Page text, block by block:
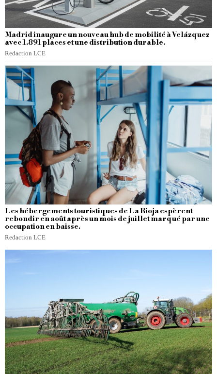
Madrid inaugure un nouveau hub de mobilité à Velázquez
avec 1.891 places et une distribution durable.
Redaction LCE
Les hébergements touristiques de La Rioja espèrent
rebondir en août après un mois de juillet marqué par une
occupation en baisse.
Redaction LCE